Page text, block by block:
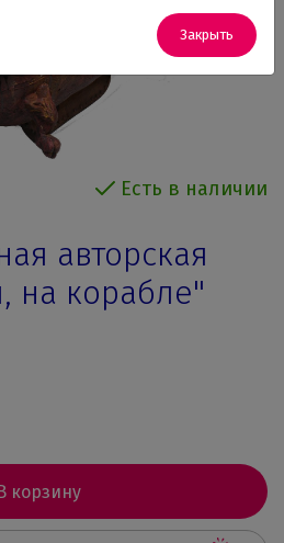
Есть в наличии
авторская
на корабле"
корзину
Закрыть